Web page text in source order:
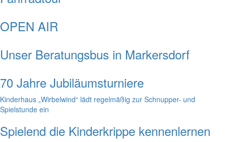
OPEN AIR
Unser Beratungsbus in Markersdorf
70 Jahre Jubiläumsturniere
Kinderhaus „Wirbelwind“ lädt regelmäßig zur Schnupper- und
Spielstunde ein
Spielend die Kinderkrippe kennenlernen